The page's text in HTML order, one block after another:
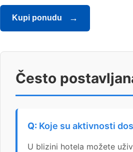
Kupi ponudu
Često
Koje su aktivnosti
U blizini hotela možete